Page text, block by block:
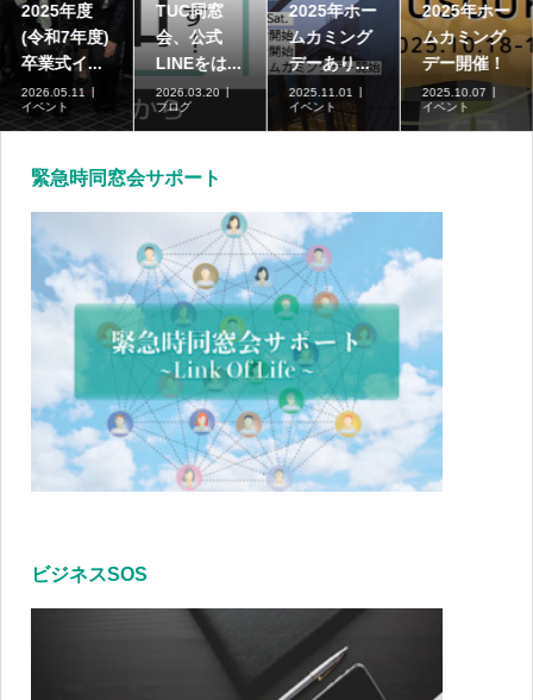
2025年度
(令和7年度)
卒業式イ...
2026.05.11
イベント
TUC同窓
会、公式
LINEをは...
2026.03.20
ブログ
2025年ホー
ムカミング
デーあり...
2025.11.01
イベント
2025年ホー
ムカミング
デー開催！
2025.10.07
イベント
緊急時同窓会サポート
ビジネスSOS